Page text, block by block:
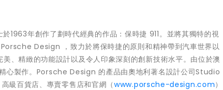
年創作了劃時代經典的作品：保時捷 911。並將其獨特的視
Design ，致力於將保時捷的原則和精神帶到汽車世界以
、精緻的功能設計以及令人印象深刻的創新技術水平。由位於澳
心製作。Porsche Design 的產品由奧地利著名設計公司Studio
級百貨店、專賣零售店和官網（www.porsche-design.com）